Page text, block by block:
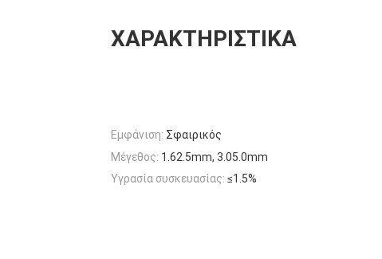
ΧΑΡΑΚΤΗΡΙΣΤΙΚΆ
Εμφάνιση: Σφαιρικός
Μέγεθος: 1.62.5mm, 3.05.0mm
Υγρασία συσκευασίας: ≤1.5%